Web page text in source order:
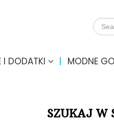
I DODATKI
MODNE
SZUKAJ W